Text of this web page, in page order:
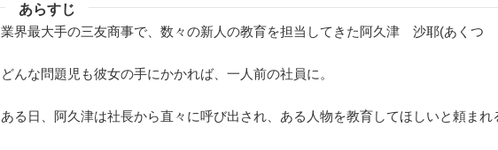
あらすじ
業界最大手の三友商事で、数々の新人の教育を担当してきた阿久津 沙耶(あくつ
どんな問題児も彼女の手にかかれば、一人前の社員に。
ある日、阿久津は社長から直々に呼び出され、ある人物を教育してほしいと頼まれ